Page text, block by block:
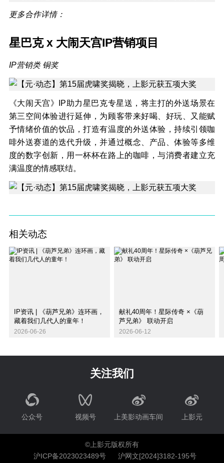
更多合作详情：
星巴克x 大闹天宫IP营销项目
IP营销类 铜奖
《大闹天宫》IP助力星巴克专星送，将主打的外送场景在
第三空间体验进行延伸，为顾客带来好喝、好玩、又能赋
予情绪价值的饮品，打造有温度的外送体验，持续引领咖
啡外送赛道的迭代升级，并通过概念、产品、体验等多维
度的数字创新，用一杯杯在路上的咖啡，与消费者建立充
满温度的情感联结。
相关动态
IP资讯 | 《葫芦兄弟》连环画，
藏着我们几代人的童年！
2026-06-26
献礼40周年！星际传奇 ×《葫
芦兄弟》 联动开启
2026-06-12
关注我们
公众号 视频号 上美影动画车间 上影元
©上影元版权所有
沪ICP备2023023489号
沪网文[2024]3182-195号